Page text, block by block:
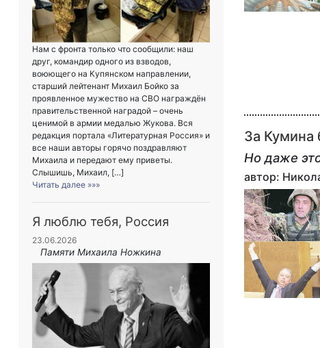
Нам с фронта только что сообщили: наш
друг, командир одного из взводов,
воюющего на Купянском направлении,
старший лейтенант Михаил Бойко за
проявленное мужество на СВО награждён
правительственной наградой – очень
ценимой в армии медалью Жукова. Вся
редакция портала «Литературная Россия» и
все наши авторы горячо поздравляют
Михаила и передают ему приветы.
Слышишь, Михаил, […]
Читать далее »»»
Я люблю тебя, Россия
23.06.2026
Памяти Михаила Ножкина
За Кумина
Но даже
автор: